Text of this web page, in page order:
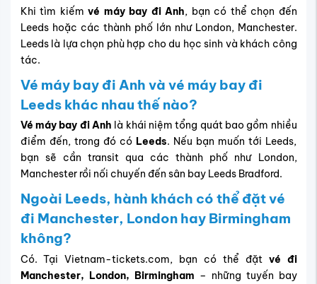
Khi tìm kiếm vé máy bay đi Anh, bạn có thể chọn đến
Leeds hoặc các thành phố lớn như London, Manchester.
Leeds là lựa chọn phù hợp cho du học sinh và khách công
tác.
Vé máy bay đi Anh và vé máy bay đi
Leeds khác nhau thế nào?
Vé máy bay đi Anh là khái niệm tổng quát bao gồm nhiều
điểm đến, trong đó có Leeds. Nếu bạn muốn tới Leeds,
bạn sẽ cần transit qua các thành phố như London,
Manchester rồi nối chuyến đến sân bay Leeds Bradford.
Ngoài Leeds, hành khách có thể đặt vé
đi Manchester, London hay Birmingham
không?
Có. Tại Vietnam-tickets.com, bạn có thể đặt vé đi
Manchester, London, Birmingham – những tuyến bay